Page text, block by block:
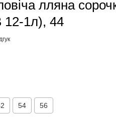
лляна
1л), 44
54 56